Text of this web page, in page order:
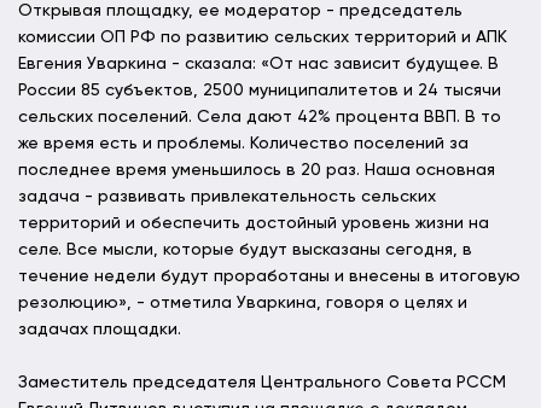
Открывая площадку, ее модератор - председатель
комиссии ОП РФ по развитию сельских территорий и АПК
Евгения Уваркина - сказала: «От нас зависит будущее. В
России 85 субъектов, 2500 муниципалитетов и 24 тысячи
сельских поселений. Села дают 42% процента ВВП. В то
же время есть и проблемы. Количество поселений за
последнее время уменьшилось в 20 раз. Наша основная
задача - развивать привлекательность сельских
территорий и обеспечить достойный уровень жизни на
селе. Все мысли, которые будут высказаны сегодня, в
течение недели будут проработаны и внесены в итоговую
резолюцию», - отметила Уваркина, говоря о целях и
задачах площадки.
Заместитель председателя Центрального Совета РССМ